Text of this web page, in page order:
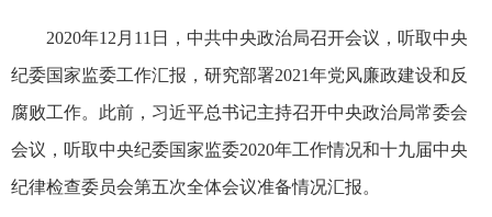
2020年12月11日，中共中央政治局召开会议，听取中央
纪委国家监委工作汇报，研究部署2021年党风廉政建设和反
腐败工作。此前，习近平总书记主持召开中央政治局常委会
会议，听取中央纪委国家监委2020年工作情况和十九届中央
纪律检查委员会第五次全体会议准备情况汇报。